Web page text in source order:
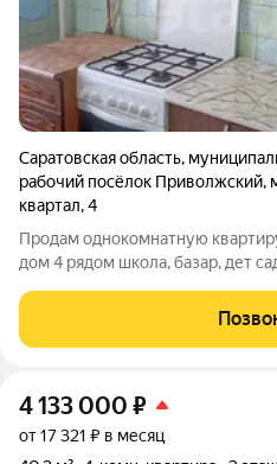
Саратовская область,
рабочий посёлок Приволжский,
квартал,4
Продам однокомнатную
дом 4 рядом школа, базар, дет
этаж балкон, натяжной потолок
кондиционер, дверь
4 133 000 ₽
от 17 321 ₽ в месяц